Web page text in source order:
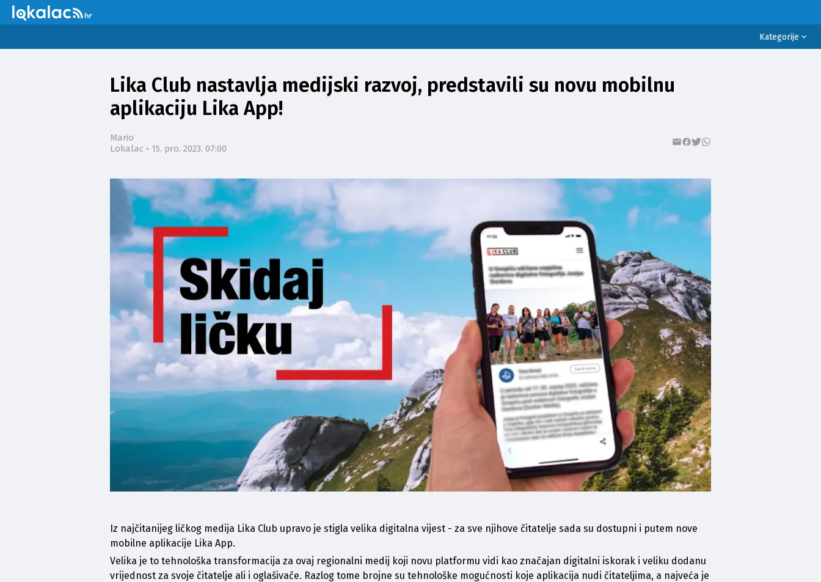
POSAO
Kategorije
Lika Club nastavlja medijski razvoj, predstavili su novu mobilnu
aplikaciju Lika App!
Mario
Lokalac • 15. pro. 2023. 07:00
Iz najčitanijeg ličkog medija Lika Club upravo je stigla velika digitalna vijest - za sve njihove čitatelje sada su dostupni i putem nove
mobilne aplikacije Lika App.
Velika je to tehnološka transformacija za ovaj regionalni medij koji novu platformu vidi kao značajan digitalni iskorak i veliku dodanu
vrijednost za svoje čitatelje ali i oglašivače. Razlog tome brojne su tehnološke mogućnosti koje aplikacija nudi čitateljima, a najveća je